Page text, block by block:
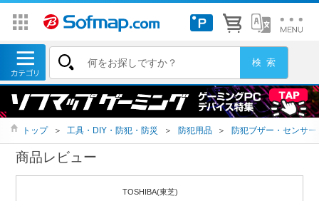
トップ ＞ 工具・DIY・防犯・防災 ＞ 防犯用品 ＞ 防犯ブザー・センサー
商品レビュー
TOSHIBA(東芝)